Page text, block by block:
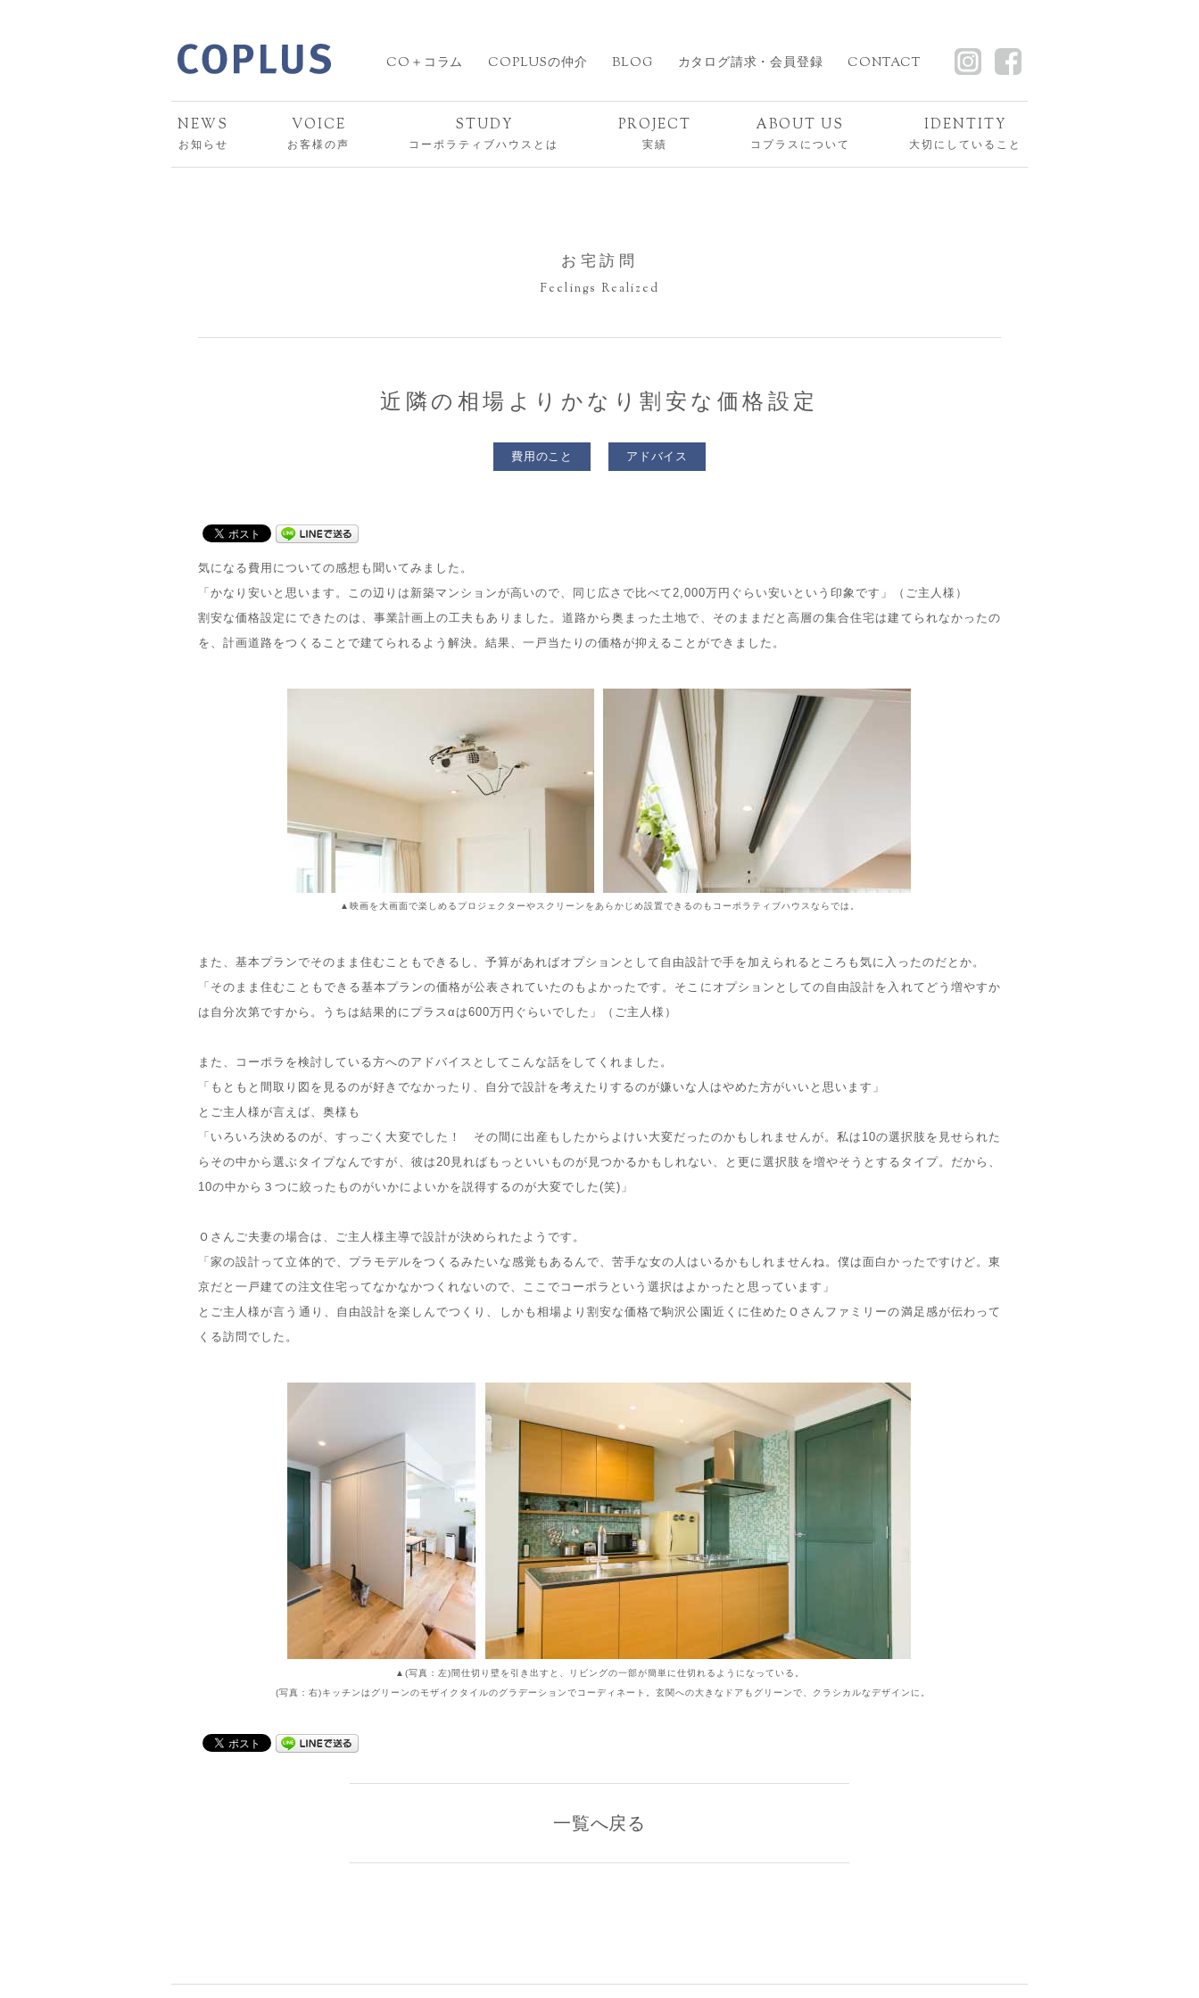
CO＋コラム COPLUSの仲介 BLOG カタログ請求・会員登録 CONTACT
NEWS
お知らせ
VOICE
お客様の声
STUDY
コーポラティブハウスとは
PROJECT
実績
ABOUT US
コプラスについて
IDENTITY
大切にしていること
お宅訪問
Feelings Realized
近隣の相場よりかなり割安な価格設定
費用のこと アドバイス
気になる費用についての感想も聞いてみました。
「かなり安いと思います。この辺りは新築マンションが高いので、同じ広さで比べて2,000万円ぐらい安いという印象です」（ご主人様）
割安な価格設定にできたのは、事業計画上の工夫もありました。道路から奥まった土地で、そのままだと高層の集合住宅は建てられなかったの
を、計画道路をつくることで建てられるよう解決。結果、一戸当たりの価格が抑えることができました。
▲映画を大画面で楽しめるプロジェクターやスクリーンをあらかじめ設置できるのもコーポラティブハウスならでは。
また、基本プランでそのまま住むこともできるし、予算があればオプションとして自由設計で手を加えられるところも気に入ったのだとか。
「そのまま住むこともできる基本プランの価格が公表されていたのもよかったです。そこにオプションとしての自由設計を入れてどう増やすか
は自分次第ですから。うちは結果的にプラスαは600万円ぐらいでした」（ご主人様）
また、コーポラを検討している方へのアドバイスとしてこんな話をしてくれました。
「もともと間取り図を見るのが好きでなかったり、自分で設計を考えたりするのが嫌いな人はやめた方がいいと思います」
とご主人様が言えば、奥様も
「いろいろ決めるのが、すっごく大変でした！ その間に出産もしたからよけい大変だったのかもしれませんが。私は10の選択肢を見せられた
らその中から選ぶタイプなんですが、彼は20見ればもっといいものが見つかるかもしれない、と更に選択肢を増やそうとするタイプ。だから、
10の中から３つに絞ったものがいかによいかを説得するのが大変でした(笑)」
Ｏさんご夫妻の場合は、ご主人様主導で設計が決められたようです。
「家の設計って立体的で、プラモデルをつくるみたいな感覚もあるんで、苦手な女の人はいるかもしれませんね。僕は面白かったですけど。東
京だと一戸建ての注文住宅ってなかなかつくれないので、ここでコーポラという選択はよかったと思っています」
とご主人様が言う通り、自由設計を楽しんでつくり、しかも相場より割安な価格で駒沢公園近くに住めたＯさんファミリーの満足感が伝わって
くる訪問でした。
▲(写真：左)間仕切り壁を引き出すと、リビングの一部が簡単に仕切れるようになっている。
(写真：右)キッチンはグリーンのモザイクタイルのグラデーションでコーディネート。玄関への大きなドアもグリーンで、クラシカルなデザインに。
一覧へ戻る